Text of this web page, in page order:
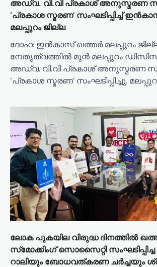
അഡ്വ. വി.വി പ്രകാശ് അനുസ്മരണ
‘പ്രകാശ സ്മരണ’ സംഘടിപ്പിച്ച്
മലപ്പുറം ജില്ല
ദോഹ: ഇൻകാസ് ഖത്തർ മലപ്പുറം
നേതൃത്വത്തിൽ മുൻ മലപ്പുറം
അഡ്വ. വി.വി പ്രകാശ് അനുസ്മരണ
‘പ്രകാശ സ്മരണ’ സംഘടിപ്പിച്ചു.
ലോക പുകയില വിരുദ്ധ ദിനത്തില്‍
സ്‌മോക്കിംഗ് സൊസൈറ്റി
റാലിയും ബോധവത്കരണ ചര്‍ച്ചയും